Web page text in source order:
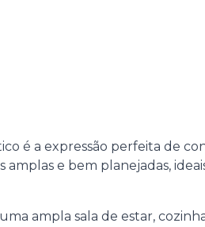
é a expressão perfeita de
e bem planejadas,
ampla sala de estar,